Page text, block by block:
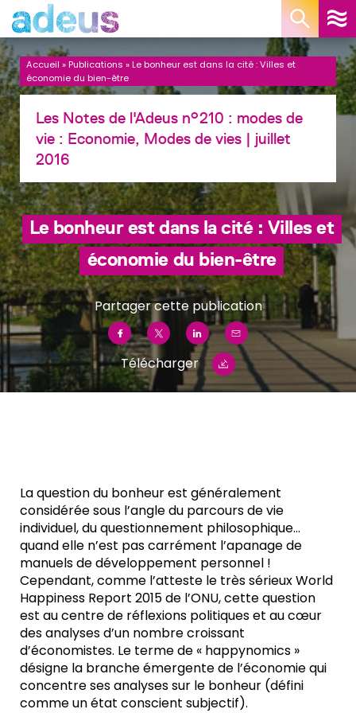
Accueil »Publications »Le bonheur est dans la cité : Villes et
économie du bien-être
Les Notes de l'Adeus n°210 : modes de
vie : Economie, Modes de vies | juillet
2016
Le bonheur est dans la cité : Villes et
économie du bien-être
Partager cette publication
Télécharger
La question du bonheur est généralement
considérée sous l’angle du parcours de vie
individuel, du questionnement philosophique…
quand elle n’est pas carrément l’apanage de
manuels de développement personnel !
Cependant, comme l’atteste le très sérieux World
Happiness Report 2015 de l’ONU, cette question
est au centre de réflexions politiques et au cœur
des analyses d’un nombre croissant
d’économistes. Le terme de « happynomics »
désigne la branche émergente de l’économie qui
concentre ses analyses sur le bonheur (défini
comme un état conscient subjectif).
Panneau de gestion des cookies